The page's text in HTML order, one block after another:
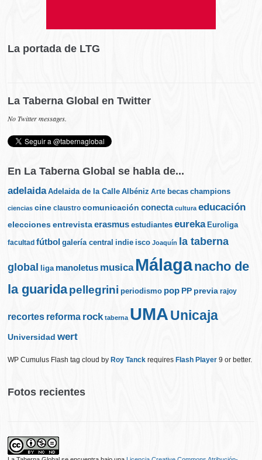
La portada de LTG
La Taberna Global en Twitter
No Twitter messages.
En La Taberna Global se habla de...
adelaida Adelaida de la Calle Albéniz Arte becas champions
ciencias cine claustro comunicación conecta cultura educación
elecciones entrevista erasmus estudiantes eureka Euroliga
facultad fútbol galería central indie isco Joaquín la taberna
global liga manoletus musica Málaganacho de
la guaridapellegrini periodismo pop PP previa rajoy
recortes reforma rock taberna UMA Unicaja
Universidad wert
WP Cumulus Flash tag cloud by Roy Tanck requires Flash Player 9 or better.
Fotos recientes